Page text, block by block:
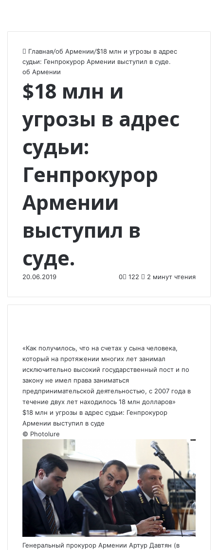
Главная/об Армении/$18 млн и угрозы в адрес
судьи: Генпрокурор Армении выступил в судe.
об Армении
$18 млн и
угрозы в адрес
судьи:
Генпрокурор
Армении
выступил в
судe.
20.06.2019 0 122 2 минут чтения
«Как получилось, что на счетах у сына человека,
который на протяжении многих лет занимал
исключительно высокий государственный пост и по
закону не имел права заниматься
предпринимательской деятельностью, с 2007 года в
течение двух лет находилось 18 млн долларов»
$18 млн и угрозы в адрес судьи: Генпрокурор
Армении выступил в суде
© Photolure
Генеральный прокурор Армении Артур Давтян (в